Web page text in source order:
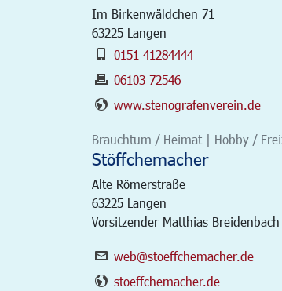
Im Birkenwäldchen 71
63225 Langen
0151 41284444
06103 72546
www.stenografenverein.de
Brauchtum / Heimat | Hobby /
Stöffchemacher
Alte Römerstraße
63225 Langen
Vorsitzender Matthias Breidenbach
web@stoeffchemacher.de
stoeffchemacher.de